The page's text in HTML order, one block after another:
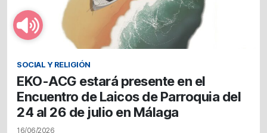
SOCIAL Y RELIGIÓN
EKO-ACG estará presente en el
Encuentro de Laicos de Parroquia del
24 al 26 de julio en Málaga
16/06/2026